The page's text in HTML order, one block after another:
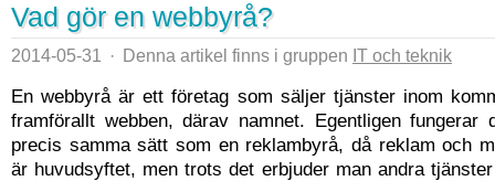
Vad gör en webbyrå?
2014-05-31 · Denna artikel finns i gruppen IT och teknik
En webbyrå är ett företag som säljer tjänster inom
framförallt webben, därav namnet. Egentligen fungerar
precis samma sätt som en reklambyrå, då reklam och
är huvudsyftet, men trots det erbjuder man andra